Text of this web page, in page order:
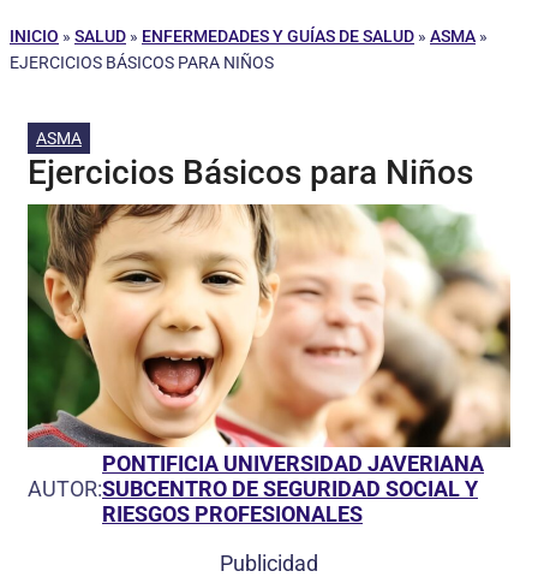
INICIO » SALUD » ENFERMEDADES Y GUÍAS DE SALUD » ASMA »
EJERCICIOS BÁSICOS PARA NIÑOS
ASMA
Ejercicios Básicos para Niños
AUTOR:
PONTIFICIA UNIVERSIDAD JAVERIANA
SUBCENTRO DE SEGURIDAD SOCIAL Y
RIESGOS PROFESIONALES
Publicidad